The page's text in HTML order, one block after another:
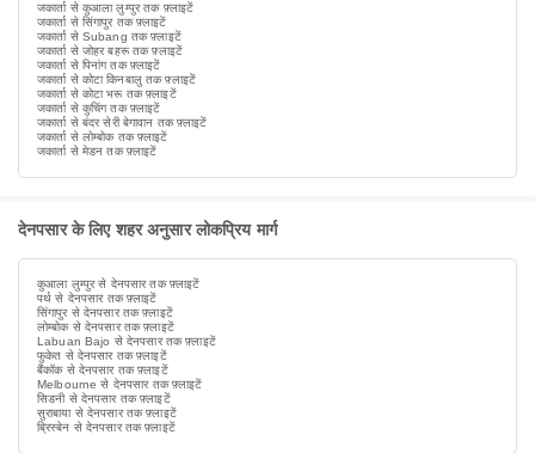
जकार्ता से कुआला लुम्पुर तक फ़्लाइटें
जकार्ता से सिंगापुर तक फ़्लाइटें
जकार्ता से Subang तक फ़्लाइटें
जकार्ता से जोहर बहरू तक फ़्लाइटें
जकार्ता से पिनांग तक फ़्लाइटें
जकार्ता से कोटा किनबालु तक फ़्लाइटें
जकार्ता से कोटा भरू तक फ़्लाइटें
जकार्ता से कुचिंग तक फ़्लाइटें
जकार्ता से बंदर सेरी बेगावान तक फ़्लाइटें
जकार्ता से लोम्बोक तक फ़्लाइटें
जकार्ता से मेडन तक फ़्लाइटें
देनपसार के लिए शहर अनुसार लोकप्रिय मार्ग
कुआला लुम्पुर से देनपसार तक फ़्लाइटें
पर्थ से देनपसार तक फ़्लाइटें
सिंगापुर से देनपसार तक फ़्लाइटें
लोम्बोक से देनपसार तक फ़्लाइटें
Labuan Bajo से देनपसार तक फ़्लाइटें
फुकेत से देनपसार तक फ़्लाइटें
बैंकॉक से देनपसार तक फ़्लाइटें
Melbourne से देनपसार तक फ़्लाइटें
सिडनी से देनपसार तक फ़्लाइटें
सुराबाया से देनपसार तक फ़्लाइटें
ब्रिस्बेन से देनपसार तक फ़्लाइटें